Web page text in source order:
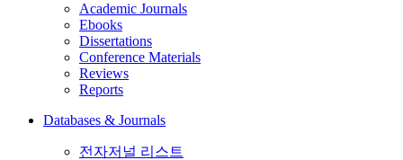
Academic Journals
Ebooks
Dissertations
Conference Materials
Reviews
Reports
Databases & Journals
전자저널 리스트